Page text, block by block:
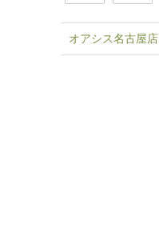
オアシス名古屋店